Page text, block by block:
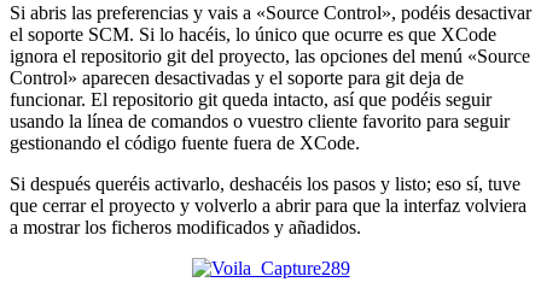
Si abris las preferencias y vais a «Source Control», podéis desactivar
el soporte SCM. Si lo hacéis, lo único que ocurre es que XCode
ignora el repositorio git del proyecto, las opciones del menú «Source
Control» aparecen desactivadas y el soporte para git deja de
funcionar. El repositorio git queda intacto, así que podéis seguir
usando la línea de comandos o vuestro cliente favorito para seguir
gestionando el código fuente fuera de XCode.
Si después queréis activarlo, deshacéis los pasos y listo; eso sí, tuve
que cerrar el proyecto y volverlo a abrir para que la interfaz volviera
a mostrar los ficheros modificados y añadidos.